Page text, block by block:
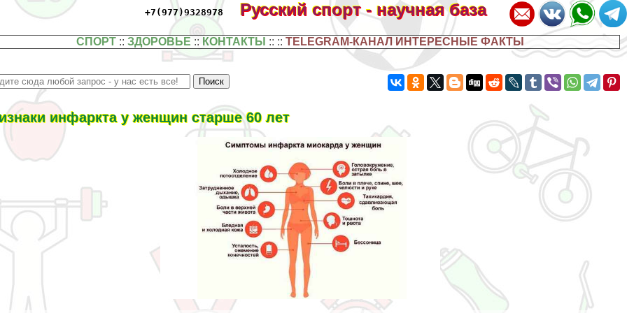
+7(977)9328978 Русский спорт - научная база
СПОРТ ::ЗДОРОВЬЕ :: КОНТАКТЫ :: ::TELEGRAM-КАНАЛ ИНТЕРЕСНЫЕ ФАКТЫ
инфаркта у женщин старше 60 лет